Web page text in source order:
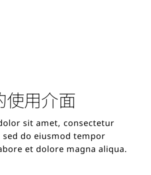
使用介面
sit amet, consectetur
do eiusmod tempor
et dolore magna aliqua.